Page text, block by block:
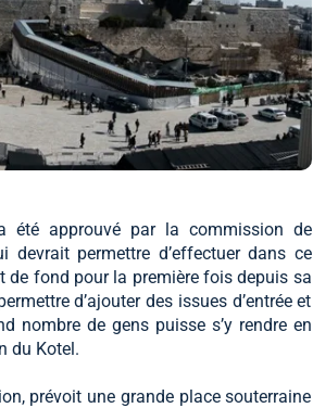
été approuvé par la commission de
permettre d’effectuer dans ce
de fond pour la première fois depuis sa
d’ajouter des issues d’entrée et
nombre de gens puisse s’y rendre en
du Kotel.
prévoit une grande place souterraine